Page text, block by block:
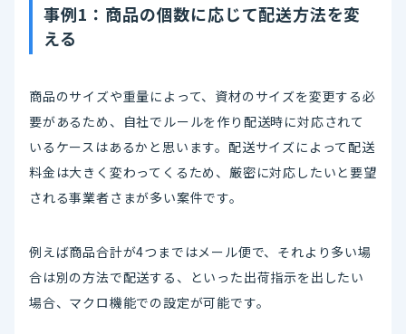
事例1：商品の個数に応じて配送方法を変
える
商品のサイズや重量によって、資材のサイズを変更する必
要があるため、自社でルールを作り配送時に対応されて
いるケースはあるかと思います。配送サイズによって配送
料金は大きく変わってくるため、厳密に対応したいと要望
される事業者さまが多い案件です。
例えば商品合計が4つまではメール便で、それより多い場
合は別の方法で配送する、といった出荷指示を出したい
場合、マクロ機能での設定が可能です。